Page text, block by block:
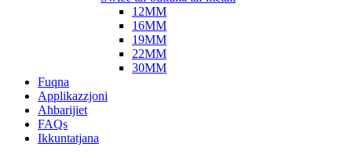
12MM
16MM
19MM
22MM
30MM
Fuqna
Applikazzjoni
Aħbarijiet
FAQs
Ikkuntatjana